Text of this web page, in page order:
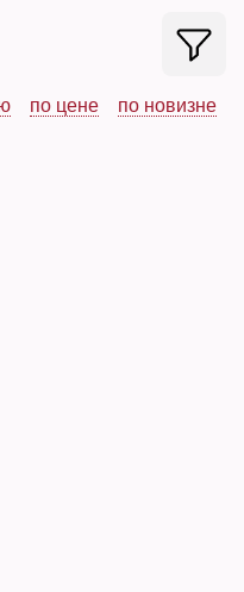
по цене по новизне